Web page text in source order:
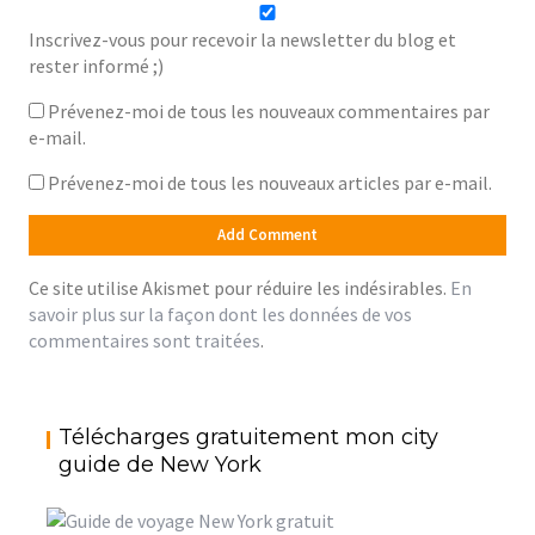
Inscrivez-vous pour recevoir la newsletter du blog et
rester informé ;)
Prévenez-moi de tous les nouveaux commentaires par
e-mail.
Prévenez-moi de tous les nouveaux articles par e-mail.
Ce site utilise Akismet pour réduire les indésirables. En
savoir plus sur la façon dont les données de vos
commentaires sont traitées.
Télécharges gratuitement mon city
guide de New York